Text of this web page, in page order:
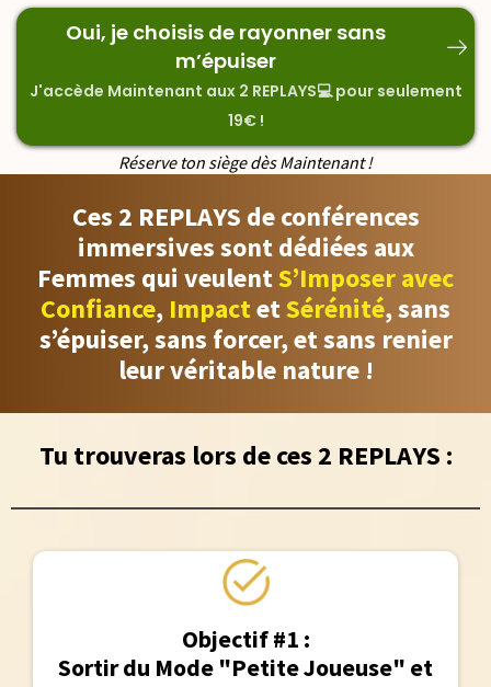
Oui, je choisis de rayonner sans
m’épuiser
J'accède Maintenant aux 2 REPLAYS💻 pour seulement
19€ !
Réserve ton siège dès Maintenant !
Ces 2 REPLAYS de conférences
immersivessont dédiées aux
Femmes qui veulentS’Imposer avec
Confiance, ImpactetSérénité, sans
s’épuiser, sans forcer, et sans renier
leur véritable nature !
Tu trouveras lors de ces 2 REPLAYS :
Objectif #1 :
Sortir du Mode "Petite Joueuse" et